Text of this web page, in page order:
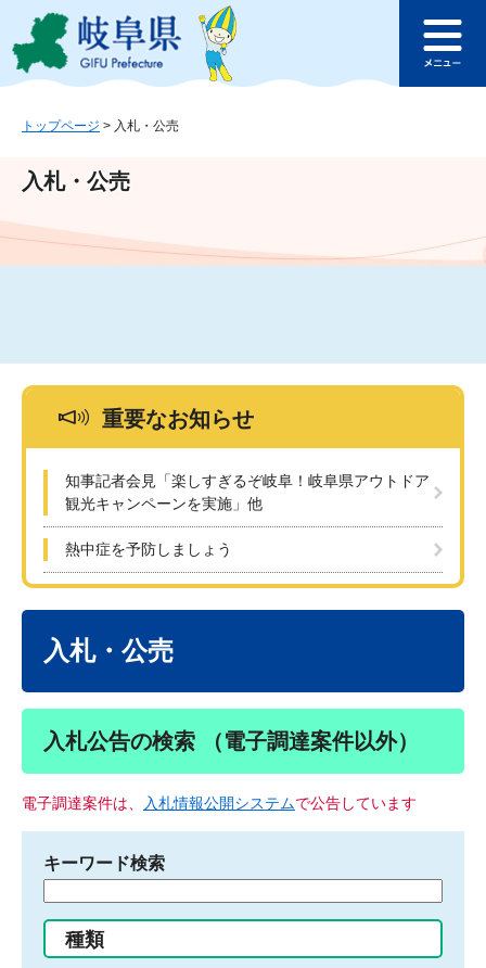
ジ
ュ
文
このページの本文へ
ュ
トップページ > 入札・公売
入札・公売
重要なお知らせ
知事記者会見「楽しすぎるぞ岐阜！岐阜県アウトドア
観光キャンペーンを実施」他
熱中症を予防しましょう
入札・公売
入札公告の検索 （電子調達案件以外）
電子調達案件は、 入札情報公開システムで公告しています
キーワード検索
る
種類